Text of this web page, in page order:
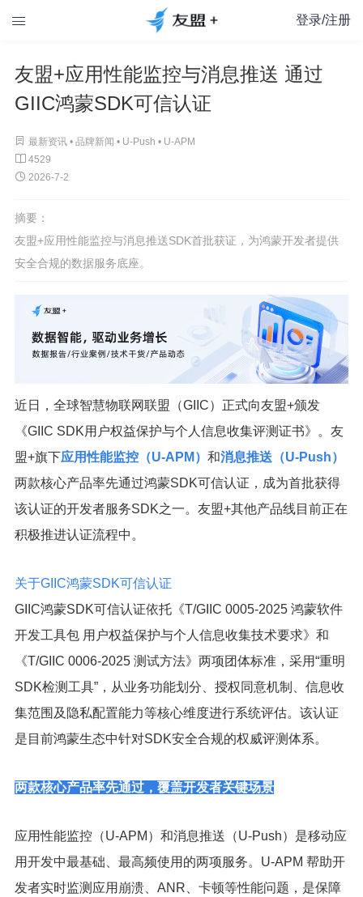
 登录/注册
友盟+应用性能监控与消息推送 通过
GIIC鸿蒙SDK可信认证
 最新资讯 • 品牌新闻 • U-Push • U-APM
 4529
 2026-7-2
摘要：
友盟+应用性能监控与消息推送SDK首批获证，为鸿蒙开发者提供
安全合规的数据服务底座。
近日，全球智慧物联网联盟（GIIC）正式向友盟+颁发
《GIIC SDK用户权益保护与个人信息收集评测证书》。友
盟+旗下应用性能监控（U-APM） 和消息推送（U-Push）
两款核心产品率先通过鸿蒙SDK可信认证，成为首批获得
该认证的开发者服务SDK之一。友盟+其他产品线目前正在
积极推进认证流程中。
关于GIIC鸿蒙SDK可信认证
GIIC鸿蒙SDK可信认证依托《T/GIIC 0005-2025 鸿蒙软件
开发工具包 用户权益保护与个人信息收集技术要求》和
《T/GIIC 0006-2025 测试方法》两项团体标准，采用“重明
SDK检测工具”，从业务功能划分、授权同意机制、信息收
集范围及隐私配置能力等核心维度进行系统评估。该认证
是目前鸿蒙生态中针对SDK安全合规的权威评测体系。
两款核心产品率先通过，覆盖开发者关键场景
应用性能监控（U-APM）和消息推送（U-Push）是移动应
用开发中最基础、最高频使用的两项服务。U-APM 帮助开
发者实时监测应用崩溃、ANR、卡顿等性能问题，是保障